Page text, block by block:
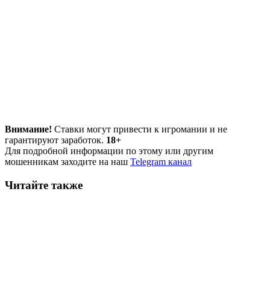
Внимание! Ставки могут привести к игромании и не
гарантируют заработок. 18+
Для подробной информации по этому или другим
мошенникам заходите на наш Telegram канал
Читайте также